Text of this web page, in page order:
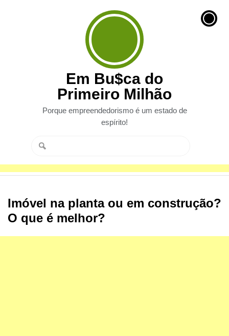
Em Bu$ca do
Primeiro Milhão
Porque empreendedorismo é um estado de
espírito!
Imóvel na planta ou em construção?
O que é melhor?